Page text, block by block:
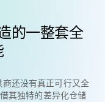
的一整套全
还没有真正可行又全
其独特的差异化仓储